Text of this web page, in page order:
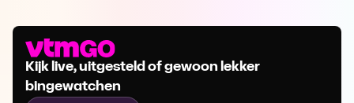
Kijk live, uitgesteld of gewoon lekker
bingewatchen